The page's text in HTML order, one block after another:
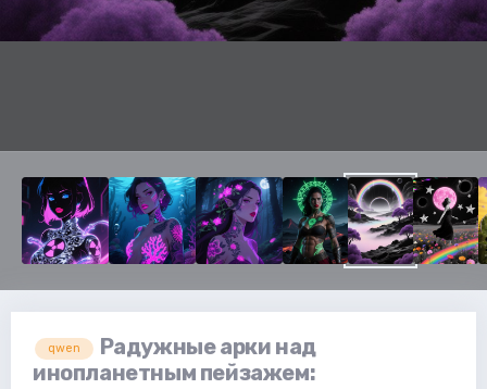
qwen
Радужные арки над
инопланетным пейзажем: